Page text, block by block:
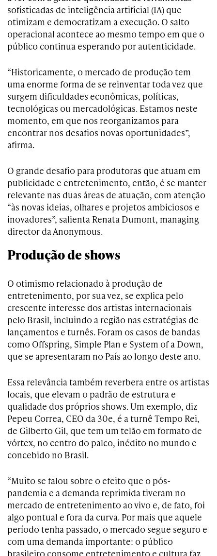
sofisticadas de inteligência artificial (IA) que
otimizam e democratizam a execução. O salto
operacional acontece ao mesmo tempo em que o
público continua esperando por autenticidade.
“Historicamente, o mercado de produção tem
uma enorme forma de se reinventar toda vez que
surgem dificuldades econômicas, políticas,
tecnológicas ou mercadológicas. Estamos neste
momento, em que nos reorganizamos para
encontrar nos desafios novas oportunidades”,
afirma.
O grande desafio para produtoras que atuam em
publicidade e entretenimento, então, é se manter
relevante nas duas áreas de atuação, com atenção
“às novas ideias, olhares e projetos ambiciosos e
inovadores”, salienta Renata Dumont, managing
director da Anonymous.
Produção de shows
O otimismo relacionado à produção de
entretenimento, por sua vez, se explica pelo
crescente interesse dos artistas internacionais
pelo Brasil, incluindo a região nas estratégias de
lançamentos e turnês. Foram os casos de bandas
como Offspring, Simple Plan e System of a Down,
que se apresentaram no País ao longo deste ano.
Essa relevância também reverbera entre os artistas
locais, que elevam o padrão de estrutura e
qualidade dos próprios shows. Um exemplo, diz
Pepeu Correa, CEO da 30e, é a turnê Tempo Rei,
de Gilberto Gil, que tem um telão em formato de
vórtex, no centro do palco, inédito no mundo e
concebido no Brasil.
“Muito se falou sobre o efeito que o pós-
pandemia e a demanda reprimida tiveram no
mercado de entretenimento ao vivo e, de fato, foi
algo pontual e fora da curva. Por mais que aquele
período tenha passado, o mercado segue seguro e
com uma demanda importante: o público
brasileiro consome entretenimento e cultura faz